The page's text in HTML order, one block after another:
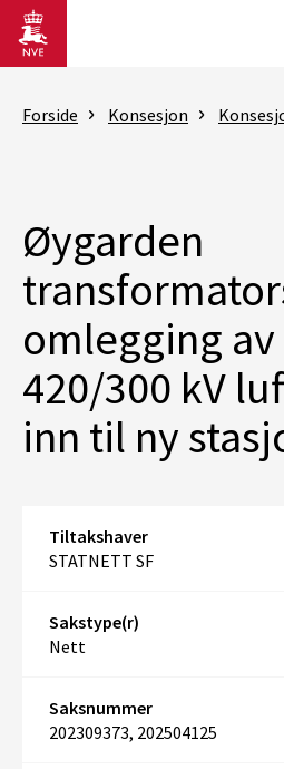
Gå til hovedinnhold
Forside Konsesjon
Øygarden
omlegging
420/300 kV
inn til ny
Tiltakshaver
STATNETT SF
Sakstype(r)
Nett
Saksnummer
202309373, 202504125